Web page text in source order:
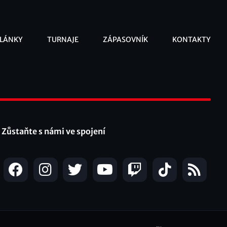
TURNAJE ZÁPASOVNÍK KONTAKTY
Zůstaňte s námi ve spojení